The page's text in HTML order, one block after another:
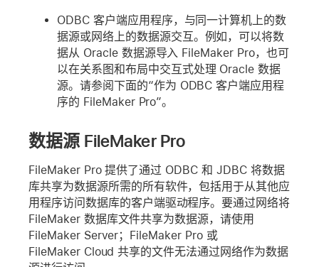
ODBC 客户端应用程序，与同一计算机上的数
据源或网络上的数据源交互。例如，可以将数
据从 Oracle 数据源导入 FileMaker Pro，也可
以在关系图和布局中交互式处理 Oracle 数据
源。请参阅下面的“作为 ODBC 客户端应用程
序的 FileMaker Pro”。
数据源 FileMaker Pro
FileMaker Pro 提供了通过 ODBC 和 JDBC 将数据
库共享为数据源所需的所有软件，包括用于从其他应
用程序访问数据库的客户端驱动程序。要通过网络将
FileMaker 数据库文件共享为数据源，请使用
FileMaker Server；FileMaker Pro 或
FileMaker Cloud 共享的文件无法通过网络作为数据